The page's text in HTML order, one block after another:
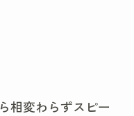
相変わらずスピー